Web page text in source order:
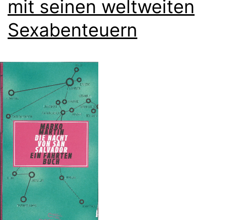
mit seinen weltweiten
Sexabenteuern